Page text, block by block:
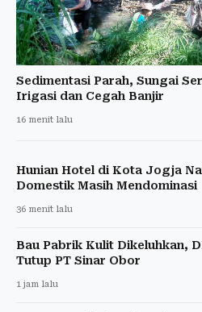
Sedimentasi Parah, Sungai
Irigasi dan Cegah Banjir
16 menit lalu
Hunian Hotel di Kota Jogja
Domestik Masih Mendominasi
36 menit lalu
Bau Pabrik Kulit Dikeluhkan,
Tutup PT Sinar Obor
1 jam lalu